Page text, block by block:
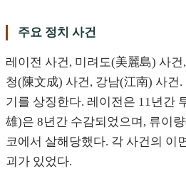
주요 정치 사건
레이전 사건, 미려도(美麗島) 사
청(陳文成) 사건, 강남(江南) 사건.
기를 상징한다. 레이전은 11년간
雄)은 8년간 수감되었으며, 류이
코에서 살해당했다. 각 사건의 이
괴가 있었다.